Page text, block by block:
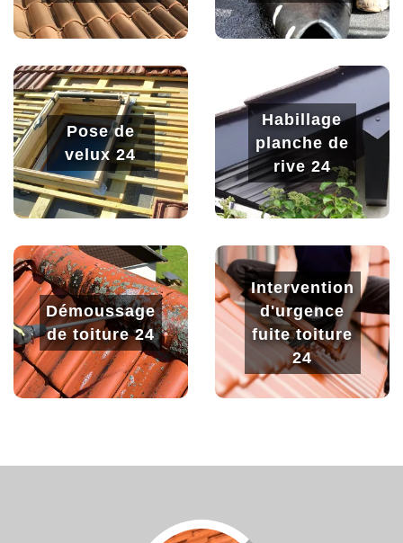
Pose de
velux 24
Habillage
planche de
rive 24
Démoussage
de toiture 24
Intervention
d'urgence
fuite toiture
24